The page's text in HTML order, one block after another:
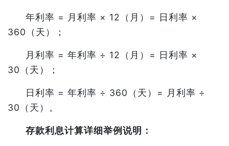
年利率 = 月利率 × 12（月）= 日利率 ×
360（天）；
月利率 = 年利率 ÷ 12（月）= 日利率 ×
30（天）；
日利率 = 年利率 ÷ 360（天）= 月利率 ÷
30（天）。
存款利息计算详细举例说明：